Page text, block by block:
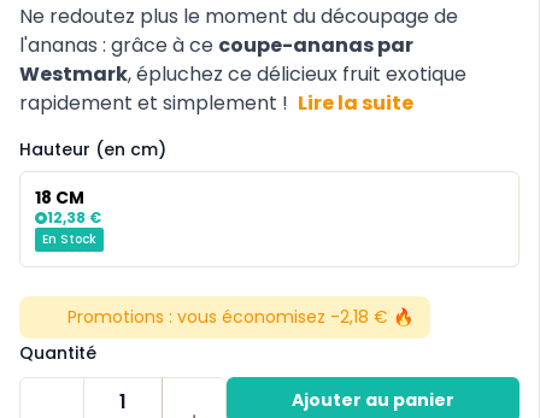
Ne redoutez plus le moment du découpage de
l'ananas : grâce à ce coupe-ananas par
Westmark, épluchez ce délicieux fruit exotique
rapidement et simplement ! Lire la suite
Hauteur (en cm)
18 CM
12,38 €
En Stock
Promotions : vous économisez -2,18 € 🔥
Quantité
1
Ajouter au panier